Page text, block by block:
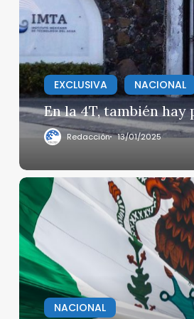
también
hay
privilegios
EXCLUSIVA NACIONAL
En la 4T, también hay
Redacción 13/01/2025
Presentan
«PLAN
MÉXICO»
NACIONAL